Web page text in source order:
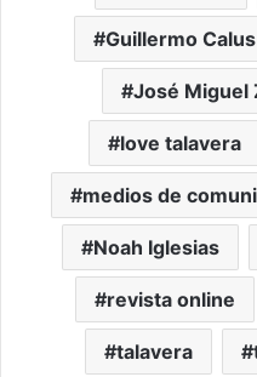
Guillermo Calus
José Miguel
love talavera
medios de
Noah Iglesias
revista online
talavera